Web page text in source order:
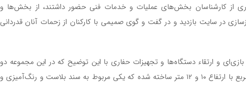
از کارشناسان بخش‌های عملیات و خدمات فنی حضور داشتند، از بخش‌ها و
در سایت بازدید و در گفت و گوی صمیمی با کارکنان از زحمات آنان قدردانی
بازی‌ای و ارتقاء دستگاه‌ها و تجهیزات حفاری با این توضیح که در این مجموعه دو
سوله در ابعاد ۴۰ در ۲۰ و ۵۰ در ۲۴ متر مربع با ارتفاع ۱۰ و ۱۲ متر ساخته شده که یکی مربوط به سند بلاست و رنگ‌آمیزی و